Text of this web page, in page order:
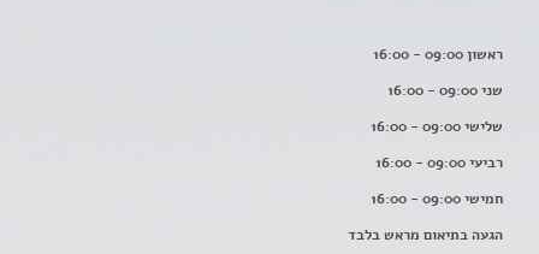
ראשון 09:00 - 16:00
שני 09:00 - 16:00
שלישי 09:00 - 16:00
רביעי 09:00 - 16:00
חמישי 09:00 - 16:00
הגעה בתיאום מראש בלבד